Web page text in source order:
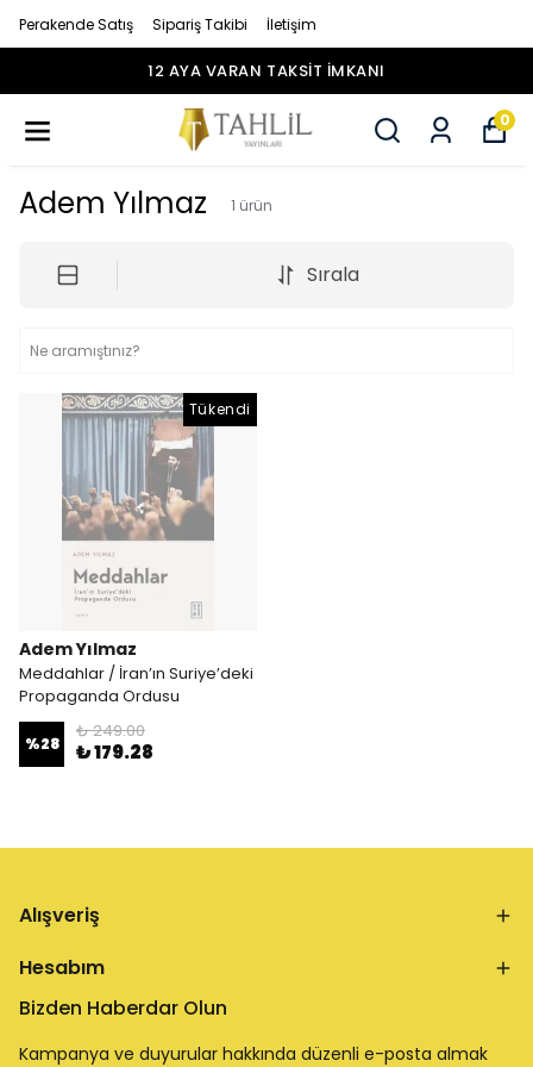
Perakende Satış Sipariş Takibi İletişim
12 AYA VARAN TAKSİT İMKANI
0
Adem Yılmaz 1 ürün
Sırala
Tükendi
Adem Yılmaz
Meddahlar / İran’ın Suriye’deki
Propaganda Ordusu
%28
₺ 249.00
₺ 179.28
Alışveriş
Hesabım
Bizden Haberdar Olun
Kampanya ve duyurular hakkında düzenli e-posta almak